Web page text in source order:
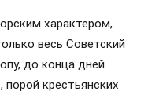
характером,
весь Советский
до конца дней
крестьянских